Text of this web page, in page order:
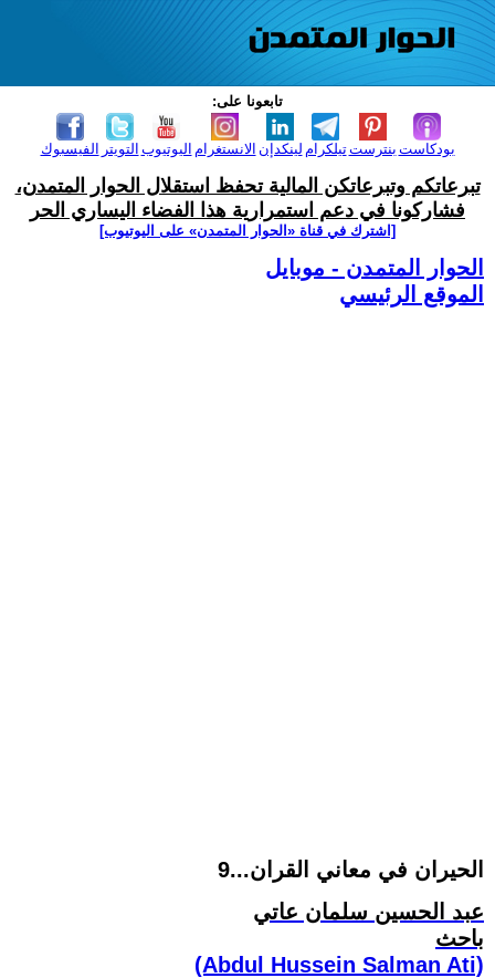
تابعونا على:
الفيسبوك التويتر اليوتيوب الانستغرام لينكدإن تيلكرامبنترست بودكاست
تبرعاتكم وتبرعاتكن المالية تحفظ استقلال الحوار المتمدن،
فشاركونا في دعم استمرارية هذا الفضاء اليساري الحر
[اشترك في قناة ‫«الحوار المتمدن» على اليوتيوب]
الحوار المتمدن - موبايل
الموقع الرئيسي
الحيران في معاني القران...9
عبد الحسين سلمان عاتي
باحث
(Abdul Hussein Salman Ati)